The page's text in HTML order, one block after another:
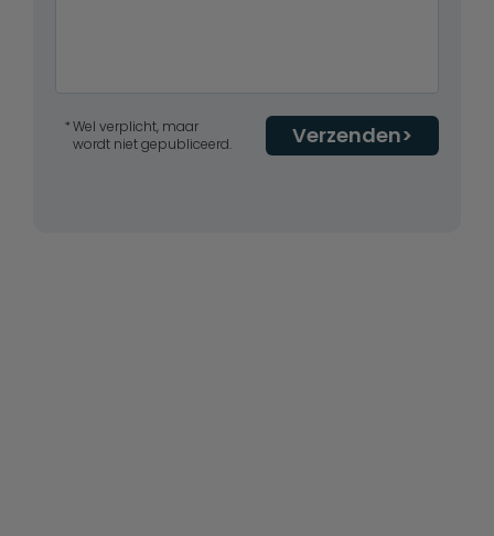
Verzenden
Wel verplicht, maar
wordt niet gepubliceerd.